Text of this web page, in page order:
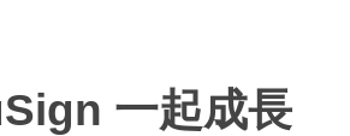
一起成長